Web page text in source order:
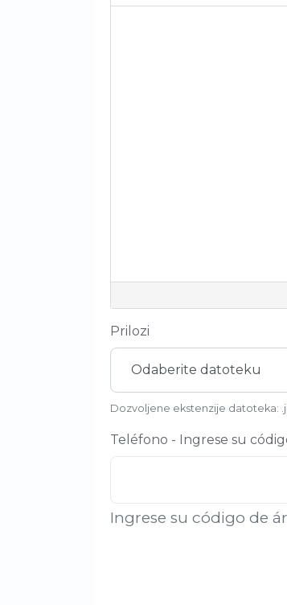
Prilozi
Odaberite datoteku
Dozvoljene ekstenzije datoteka:
Teléfono - Ingrese su
Ingrese su código de